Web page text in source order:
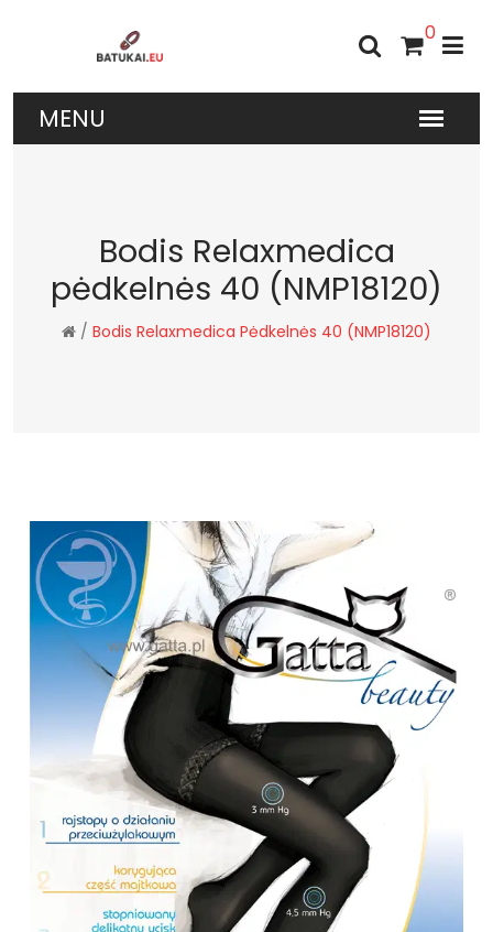
0
Bodis Relaxmedica
pėdkelnės 40 (NMP18120)
/ Bodis Relaxmedica Pėdkelnės 40 (NMP18120)